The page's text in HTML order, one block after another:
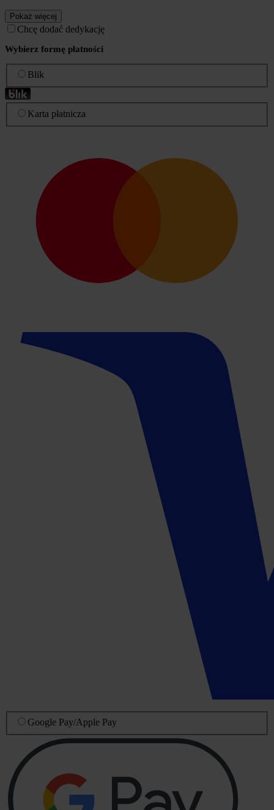
Pokaż więcej
Chcę dodać dedykację
Wybierz formę płatności
Blik
Karta płatnicza
Google Pay/Apple Pay